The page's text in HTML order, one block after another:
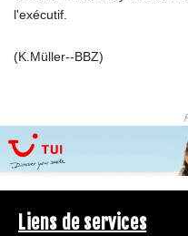
l'exécutif.
(K.Müller--BBZ)
Liens de services